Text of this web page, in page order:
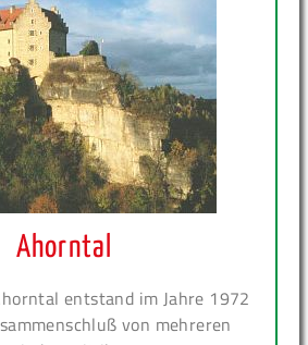
Ahorntal
entstand im Jahre 1972
von mehreren